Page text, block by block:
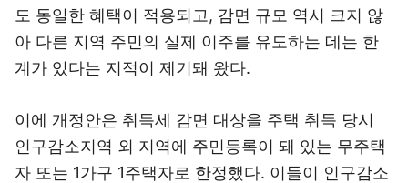
도 동일한 혜택이 적용되고, 감면 규모 역시 크지 않
아 다른 지역 주민의 실제 이주를 유도하는 데는 한
계가 있다는 지적이 제기돼 왔다.
이에 개정안은 취득세 감면 대상을 주택 취득 당시
인구감소지역 외 지역에 주민등록이 돼 있는 무주택
자 또는 1가구 1주택자로 한정했다. 이들이 인구감소